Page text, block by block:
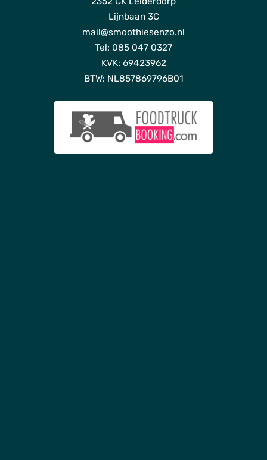
Lijnbaan 3C
mail@smoothiesenzo.nl
Tel: 085 047 0327
KVK: 69423962
BTW: NL857869796B01